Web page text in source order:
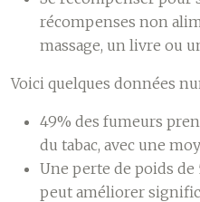
récompenses non
massage, un livre ou
Voici quelques données
49% des fumeurs
du tabac, avec une
Une perte de poids de
peut améliorer